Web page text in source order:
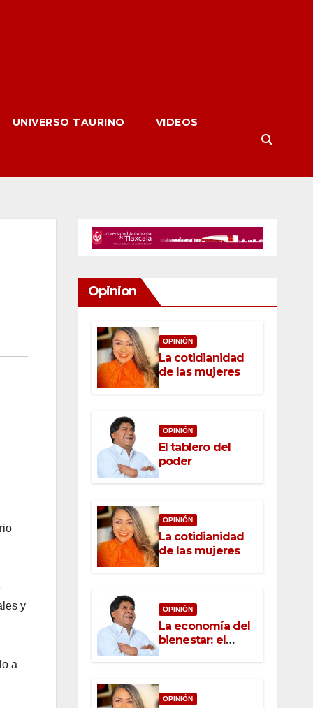
UNIVERSO TAURINO VIDEOS
y
a
Opinion
OPINIÓN
La cotidianidad
de las mujeres
OPINIÓN
El tablero del
poder
OPINIÓN
La cotidianidad
de las mujeres
OPINIÓN
La economía del
bienestar: el
nuevo rostro del
OPINIÓN